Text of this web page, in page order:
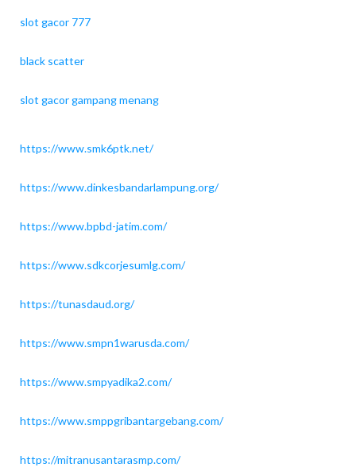
slot gacor 777
black scatter
slot gacor gampang menang
https://www.smk6ptk.net/
https://www.dinkesbandarlampung.org/
https://www.bpbd-jatim.com/
https://www.sdkcorjesumlg.com/
https://tunasdaud.org/
https://www.smpn1warusda.com/
https://www.smpyadika2.com/
https://www.smppgribantargebang.com/
https://mitranusantarasmp.com/